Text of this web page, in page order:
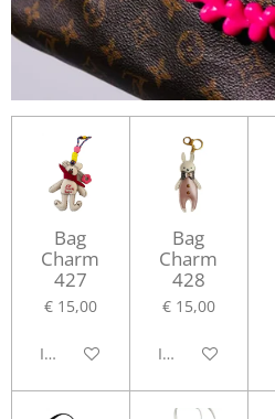
Bag
Charm
427
€ 15,00
In winkelwagen
Bag
Charm
428
€ 15,00
In winkelwagen